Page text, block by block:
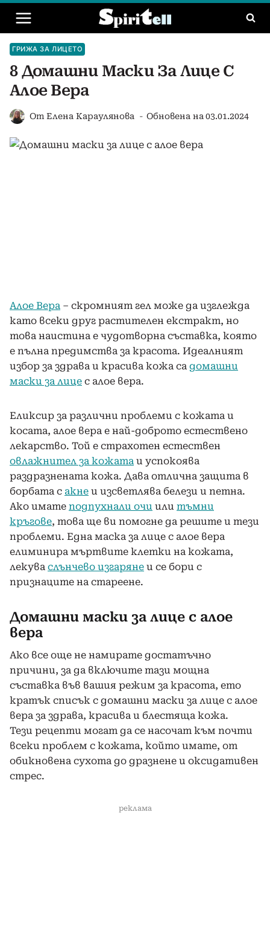
Към
съдържанието
ГРИЖА ЗА ЛИЦЕТО
8 Домашни Маски За Лице С
Алое Вера
От Елена Караулянова Обновена на 03.01.2024
Алое Вера – скромният гел може да изглежда
като всеки друг растителен екстракт, но
това наистина е чудотворна съставка, която
е пълна предимства за красота. Идеалният
избор за здрава и красива кожа са домашни
маски за лице с алое вера.
Еликсир за различни проблеми с кожата и
косата, алое вера е най-доброто естествено
лекарство. Той е страхотен естествен
овлажнител за кожата и успокоява
раздразнената кожа. Дава отлична защита в
борбата с акне и изсветлява белези и петна.
Ако имате подпухнали очи или тъмни
кръгове, това ще ви помогне да решите и тези
проблеми. Една маска за лице с алое вера
елиминира мъртвите клетки на кожата,
лекува слънчево изгаряне и се бори с
признаците на стареене.
Домашни маски за лице с алое
вера
Ако все още не намирате достатъчно
причини, за да включите тази мощна
съставка във вашия режим за красота, ето
кратък списък с домашни маски за лице с алое
вера за здрава, красива и блестяща кожа.
Тези рецепти могат да се насочат към почти
всеки проблем с кожата, който имате, от
обикновена сухота до дразнене и оксидативен
стрес.
реклама